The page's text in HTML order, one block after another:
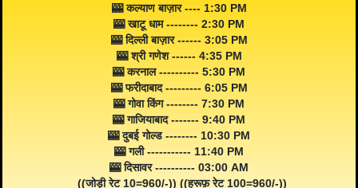
🎰 कल्याण बाज़ार ---- 1:30 PM
🎰 खाटू धाम -------- 2:30 PM
🎰 दिल्ली बाज़ार ------ 3:05 PM
🎰 श्री गणेश ------ 4:35 PM
🎰 करनाल ---------- 5:30 PM
🎰 फरीदाबाद --------- 6:05 PM
🎰 गोवा किंग -------- 7:30 PM
🎰 गाजियाबाद ------- 9:40 PM
🎰 दुबई गोल्ड -------- 10:30 PM
🎰 गली ----------- 11:40 PM
🎰 दिसावर ---------- 03:00 AM
((जोड़ी रेट 10=960/-)) ((हरूफ़ रेट 100=960/-))